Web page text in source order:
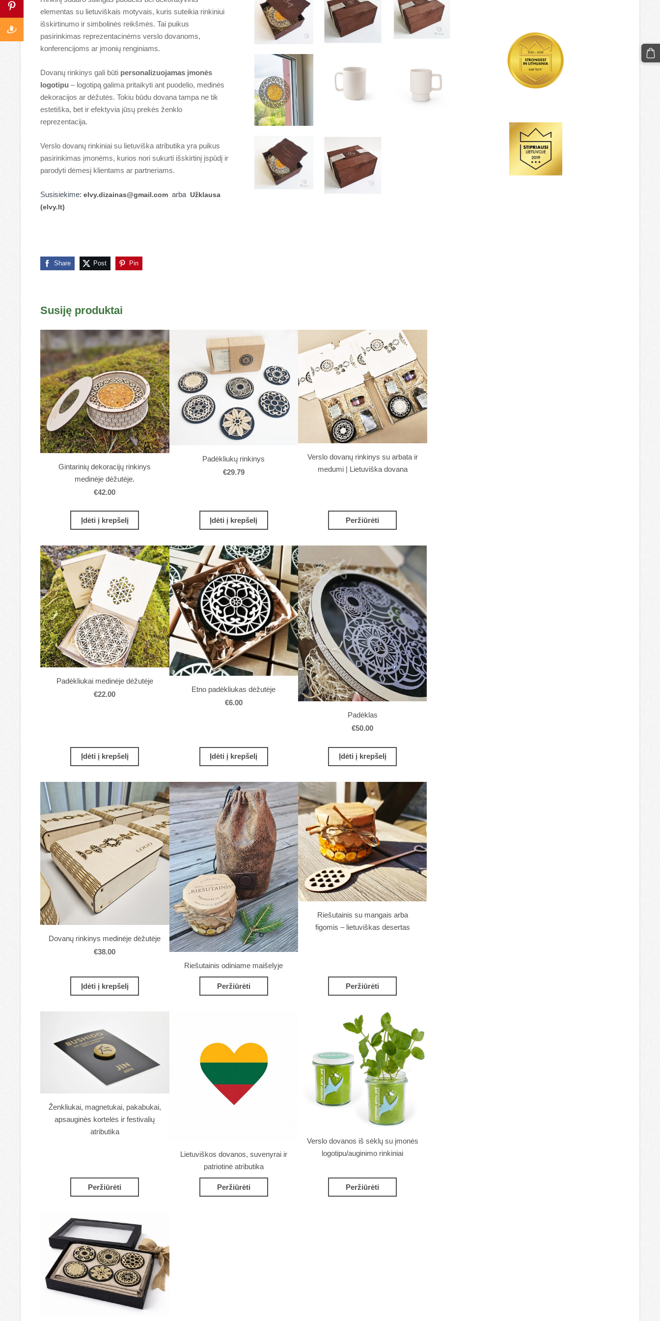
elementas su lietuviškais motyvais, kuris suteikia rinkiniui
išskirtinumo ir simbolinės reikšmės. Tai puikus
pasirinkimas reprezentacinėms verslo dovanoms,
konferencijoms ar įmonių renginiams.
Dovanų rinkinys gali būti personalizuojamas įmonės
logotipu – logotipą galima pritaikyti ant puodelio, medinės
dekoracijos ar dėžutės. Tokiu būdu dovana tampa ne tik
estetiška, bet ir efektyvia jūsų prekės ženklo
reprezentacija.
Verslo dovanų rinkiniai su lietuviška atributika yra puikus
pasirinkimas įmonėms, kurios nori sukurti išskirtinį įspūdį ir
parodyti dėmesį klientams ar partneriams.
Susisiekime: elvy.dizainas@gmail.com arba Užklausa
(elvy.lt)
Share Post Pin
Susiję produktai
Gintarinių dekoracijų rinkinys
medinėje dėžutėje.
€42.00
Įdėti į krepšelį
Padėkliukų rinkinys
€29.79
Įdėti į krepšelį
Verslo dovanų rinkinys su arbata ir
medumi | Lietuviška dovana
Peržiūrėti
Padėkliukai medinėje dėžutėje
€22.00
Įdėti į krepšelį
Etno padėkliukas dėžutėje
€6.00
Įdėti į krepšelį
Padėklas
€50.00
Įdėti į krepšelį
Dovanų rinkinys medinėje dėžutėje
€38.00
Įdėti į krepšelį
Riešutainis odiniame maišelyje
Peržiūrėti
Riešutainis su mangais arba
figomis – lietuviškas desertas
Peržiūrėti
Ženkliukai, magnetukai, pakabukai,
apsauginės kortelės ir festivalių
atributika
Peržiūrėti
Lietuviškos dovanos, suvenyrai ir
patriotinė atributika
Peržiūrėti
Verslo dovanos iš sėklų su įmonės
logotipu/auginimo rinkiniai
Peržiūrėti